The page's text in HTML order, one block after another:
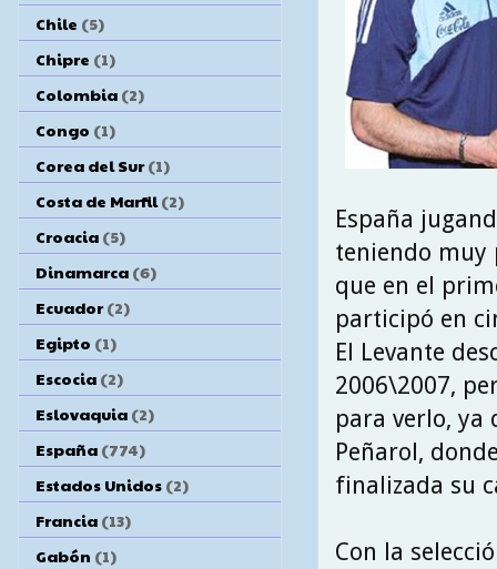
España
teniendo muy
que en el
participó en
El Levante
2006\2007,
para verlo, ya
Peñarol,
finalizada su
Con la
Chile (5)
Chipre (1)
Colombia (2)
Congo (1)
Corea del Sur (1)
Costa de Marfil (2)
Croacia (5)
Dinamarca (6)
Ecuador (2)
Egipto (1)
Escocia (2)
Eslovaquia (2)
España (774)
Estados Unidos (2)
Francia (13)
Gabón (1)